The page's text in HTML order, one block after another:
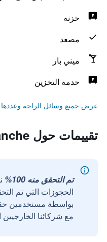
خزنه
مصعد
ميني بار
خدمة التخزين
عرض جميع وسائل الراحة وعددها 8
تقييمات حول Hotel Vallee Blanche
تم التحقق منه 100%
الحجوزات التي تم
مع شركائنا الخارجيين